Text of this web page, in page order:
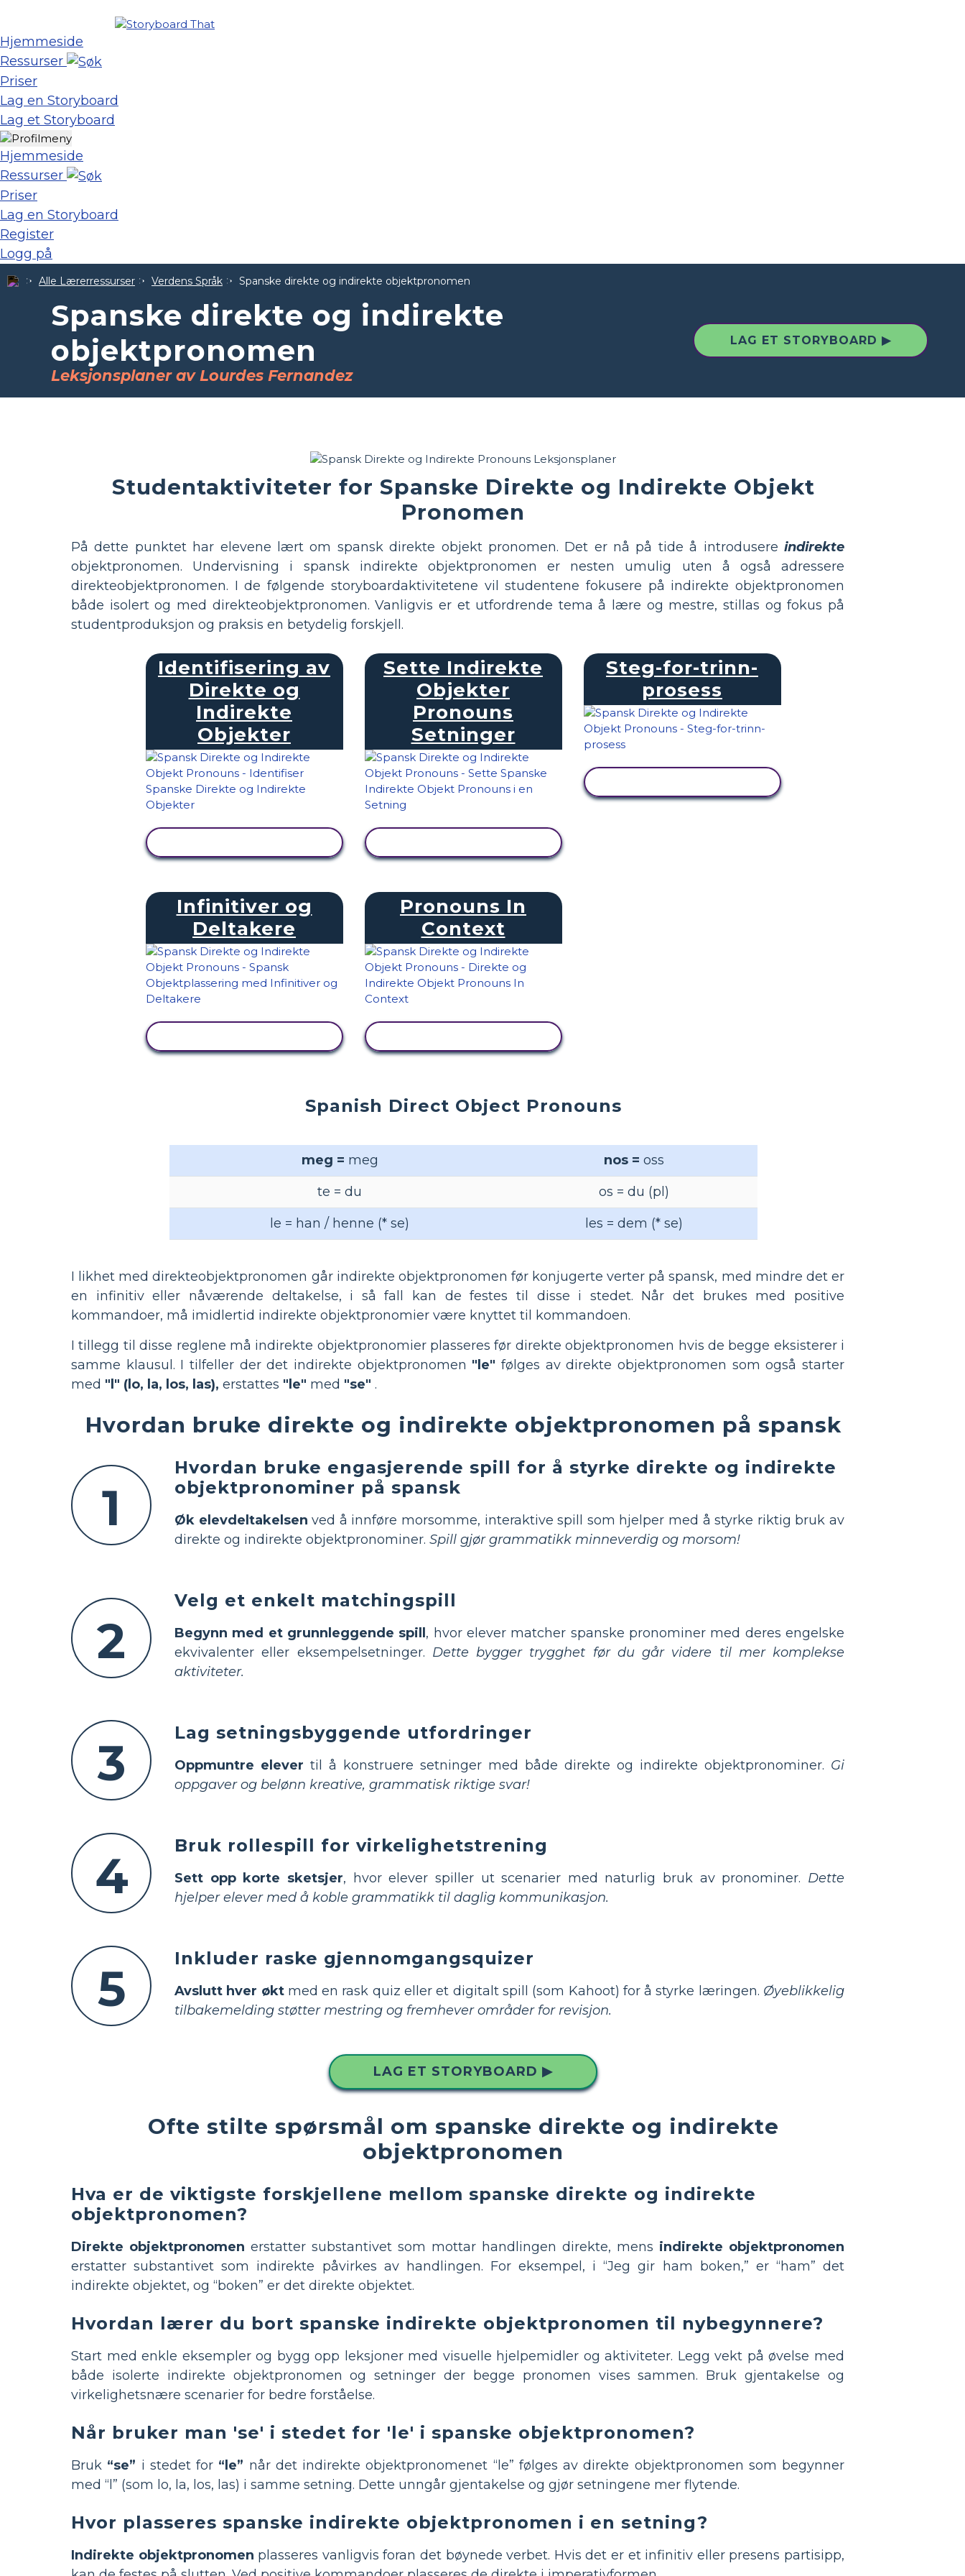
Hjemmeside
Ressurser
Priser
Lag en Storyboard
Lag et Storyboard
Hjemmeside
Ressurser
Priser
Lag en Storyboard
Register
Logg på
Alle Lærerressurser Verdens Språk Spanske direkte og indirekte objektpronomen
Spanske direkte og indirekte
objektpronomen
Leksjonsplaner av Lourdes Fernandez
LAG ET STORYBOARD ▶
Studentaktiviteter for Spanske Direkte og Indirekte Objekt
Pronomen
På dette punktet har elevene lært om spansk direkte objekt pronomen. Det er nå på tide å introdusere indirekte
objektpronomen. Undervisning i spansk indirekte objektpronomen er nesten umulig uten å også adressere
direkteobjektpronomen. I de følgende storyboardaktivitetene vil studentene fokusere på indirekte objektpronomen
både isolert og med direkteobjektpronomen. Vanligvis er et utfordrende tema å lære og mestre, stillas og fokus på
studentproduksjon og praksis en betydelig forskjell.
Identifisering av
Direkte og
Indirekte
Objekter
Sette Indirekte
Objekter
Pronouns
Setninger
Steg-for-trinn-
prosess
Infinitiver og
Deltakere
Pronouns In
Context
Spanish Direct Object Pronouns
meg = meg nos = oss
te = du
os = du (pl)
le = han / henne (* se)
les = dem (* se)
I likhet med direkteobjektpronomen går indirekte objektpronomen før konjugerte verter på spansk, med mindre det er
en infinitiv eller nåværende deltakelse, i så fall kan de festes til disse i stedet. Når det brukes med positive
kommandoer, må imidlertid indirekte objektpronomier være knyttet til kommandoen.
I tillegg til disse reglene må indirekte objektpronomier plasseres før direkte objektpronomen hvis de begge eksisterer i
samme klausul. I tilfeller der det indirekte objektpronomen "le" følges av direkte objektpronomen som også starter
med "l" (lo, la, los, las), erstattes "le" med "se" .
Hvordan bruke direkte og indirekte objektpronomen på spansk
1
Hvordan bruke engasjerende spill for å styrke direkte og indirekte
objektpronominer på spansk
Øk elevdeltakelsen ved å innføre morsomme, interaktive spill som hjelper med å styrke riktig bruk av
direkte og indirekte objektpronominer. Spill gjør grammatikk minneverdig og morsom!
2
Velg et enkelt matchingspill
Begynn med et grunnleggende spill , hvor elever matcher spanske pronominer med deres engelske
ekvivalenter eller eksempelsetninger. Dette bygger trygghet før du går videre til mer komplekse
aktiviteter.
3
Lag setningsbyggende utfordringer
Oppmuntre elever til å konstruere setninger med både direkte og indirekte objektpronominer. Gi
oppgaver og belønn kreative, grammatisk riktige svar!
4
Bruk rollespill for virkelighetstrening
Sett opp korte sketsjer, hvor elever spiller ut scenarier med naturlig bruk av pronominer. Dette
hjelper elever med å koble grammatikk til daglig kommunikasjon.
5
Inkluder raske gjennomgangsquizer
Avslutt hver øktmed en rask quiz eller et digitalt spill (som Kahoot) for å styrke læringen. Øyeblikkelig
tilbakemelding støtter mestring og fremhever områder for revisjon.
LAG ET STORYBOARD ▶
Ofte stilte spørsmål om spanske direkte og indirekte
objektpronomen
Hva er de viktigste forskjellene mellom spanske direkte og indirekte
objektpronomen?
Direkte objektpronomen erstatter substantivet som mottar handlingen direkte, mens indirekte objektpronomen
erstatter substantivet som indirekte påvirkes av handlingen. For eksempel, i “Jeg gir ham boken,” er “ham” det
indirekte objektet, og “boken” er det direkte objektet.
Hvordan lærer du bort spanske indirekte objektpronomen til nybegynnere?
Start med enkle eksempler og bygg opp leksjoner med visuelle hjelpemidler og aktiviteter. Legg vekt på øvelse med
både isolerte indirekte objektpronomen og setninger der begge pronomen vises sammen. Bruk gjentakelse og
virkelighetsnære scenarier for bedre forståelse.
Når bruker man 'se' i stedet for 'le' i spanske objektpronomen?
Bruk “se” i stedet for “le” når det indirekte objektpronomenet “le” følges av direkte objektpronomen som begynner
med “l” (som lo, la, los, las) i samme setning. Dette unngår gjentakelse og gjør setningene mer flytende.
Hvor plasseres spanske indirekte objektpronomen i en setning?
Indirekte objektpronomen plasseres vanligvis foran det bøynede verbet. Hvis det er et infinitiv eller presens partisipp,